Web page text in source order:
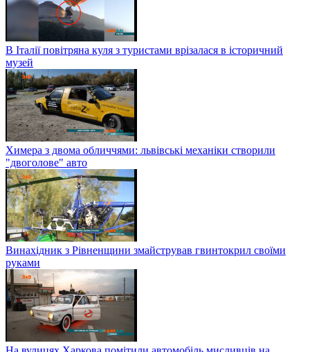
В Італії повітряна куля з туристами врізалася в історичний
музей
Химера з двома обличчями: львівські механіки створили
"двоголове" авто
Винахідник з Рівненщини змайстрував гвинтокрил своїми
руками